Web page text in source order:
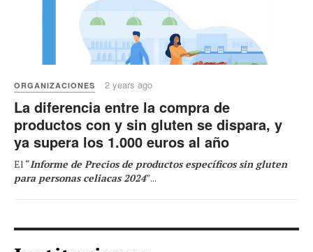
ORGANIZACIONES 2 years ago
La diferencia entre la compra de
productos con y sin gluten se dispara, y
ya supera los 1.000 euros al año
El “Informe de Precios de productos específicos sin gluten
para personas celiacas 2024”...